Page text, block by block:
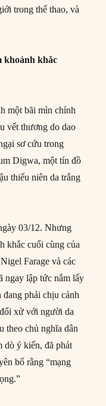
trong thể thao, và
khoảnh khắc
một bãi mìn chính
vết thương do dao
sơ cứu trong
Digwa, một tín đồ
thiếu niên da trắng
03/12. Nhưng
khắc cuối cùng của
Farage và các
ngay lập tức nắm lấy
phải chịu cảnh
xử với người da
theo chủ nghĩa dân
dò ý kiến, đã phát
bố rằng “mạng